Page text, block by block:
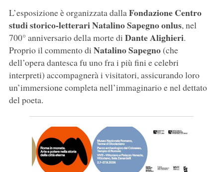
L’esposizione è organizzata dallaFondazione Centro
studi storico-letterari Natalino Sapegno onlus, nel
700° anniversario della morte di Dante Alighieri.
Proprio il commento di Natalino Sapegno(che
dell’opera dantesca fu uno fra i più fini e celebri
interpreti) accompagnerà i visitatori, assicurando loro
un’immersione completa nell’immaginario e nel dettato
del poeta.